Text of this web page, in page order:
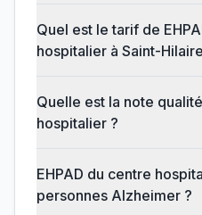
Quel est le tarif de
hospitalier à Saint-
Quelle est la note
hospitalier ?
EHPAD du centre
personnes Alzheimer ?